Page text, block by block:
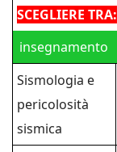
SCEGLIERE TRA:
insegnamento
Sismologia e
pericolosità
sismica